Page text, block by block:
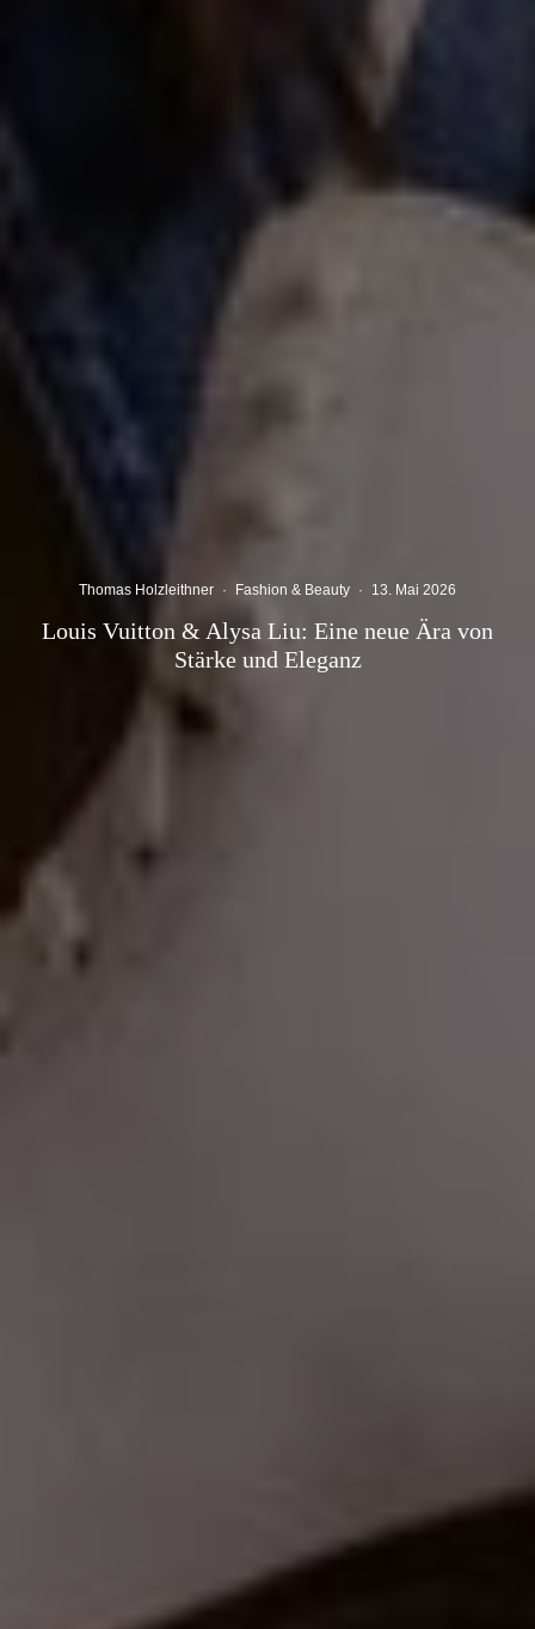
Thomas Holzleithner · Fashion & Beauty · 13. Mai 2026
Louis Vuitton & Alysa Liu: Eine neue Ära von
Stärke und Eleganz